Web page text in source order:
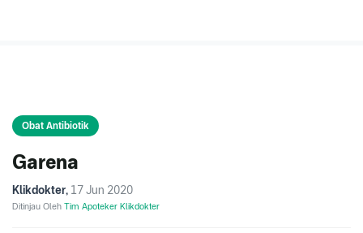
Obat Antibiotik
Garena
Klikdokter, 17 Jun 2020
Ditinjau Oleh Tim Apoteker Klikdokter